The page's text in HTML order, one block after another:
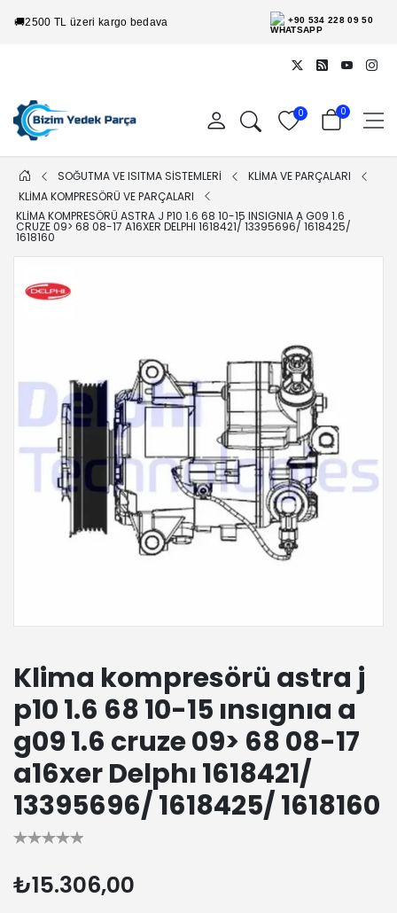
🚚2500 TL üzeri kargo bedava +90 534 228 09 50
0 0
SOĞUTMA VE ISITMA SİSTEMLERİ
KLİMA VE PARÇALARI
KLİMA KOMPRESÖRÜ VE PARÇALARI
KLIMA KOMPRESÖRÜ ASTRA J P10 1.6 68 10-15 INSIGNIA A G09 1.6
CRUZE 09> 68 08-17 A16XER DELPHI 1618421/ 13395696/ 1618425/
1618160
Klima kompresörü astra j
p10 1.6 68 10-15 ınsıgnıa a
g09 1.6 cruze 09> 68 08-17
a16xer Delphı 1618421/
13395696/ 1618425/ 1618160
₺15.306,00